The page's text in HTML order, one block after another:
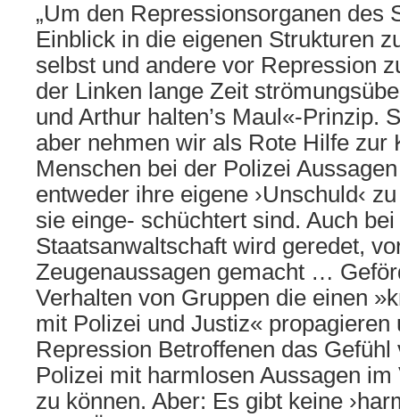
„Um den Repressionsorganen des
Einblick in die eigenen Strukturen
selbst und andere vor Repression
der Linken lange Zeit
und Arthur halten’s Maul«-Prinzip.
aber nehmen wir als Rote Hilfe zur
Menschen bei der Polizei
entweder ihre eigene ›Unschuld‹
sie einge- schüchtert sind. Auch bei
Staatsanwaltschaft wird geredet,
Zeugenaussagen gemacht …
Verhalten von Gruppen die einen
mit Polizei und Justiz« propagieren
Repression Betroffenen das
Polizei mit harmlosen Aussagen im
zu können. Aber: Es gibt keine